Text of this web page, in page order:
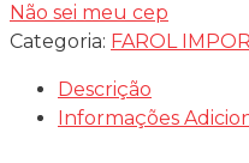
Não sei meu cep
Categoria: FAROL
Descrição
Informações